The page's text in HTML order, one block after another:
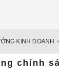
KINH DOANH
chính